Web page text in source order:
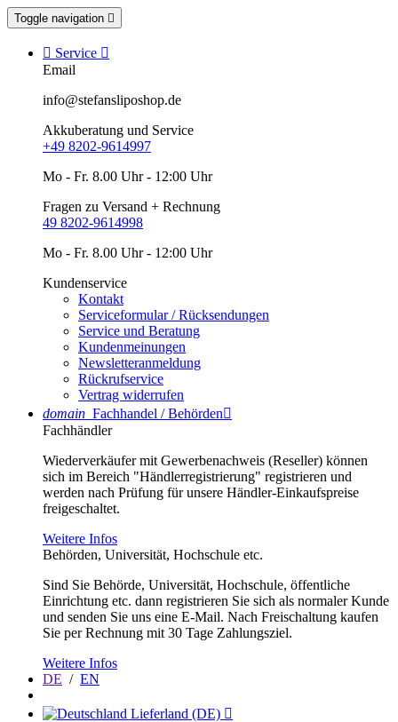
Toggle navigation 
 Service 
Email
info@stefansliposhop.de
Akkuberatung und Service
+49 8202-9614997
Mo - Fr. 8.00 Uhr - 12:00 Uhr
Fragen zu Versand + Rechnung
49 8202-9614998
Mo - Fr. 8.00 Uhr - 12:00 Uhr
Kundenservice
Kontakt
Serviceformular / Rücksendungen
Service und Beratung
Kundenmeinungen
Newsletteranmeldung
Rückrufservice
Vertrag widerrufen
domain Fachhandel / Behörden
Fachhändler
Wiederverkäufer mit Gewerbenachweis (Reseller) können
sich im Bereich "Händlerregistrierung" registrieren und
werden nach Prüfung für unsere Händler-Einkaufspreise
freigeschaltet.
Weitere Infos
Behörden, Universität, Hochschule etc.
Sind Sie Behörde, Universität, Hochschule, öffentliche
Einrichtung etc. dann registrieren Sie sich als normaler Kunde
und senden Sie uns eine E-Mail. Nach Freischaltung kaufen
Sie per Rechnung mit 30 Tage Zahlungsziel.
Weitere Infos
DE / EN
Lieferland (DE) 